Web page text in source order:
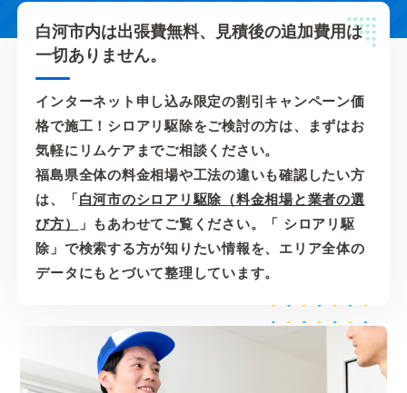
白河市内は出張費無料、見積後の追加費用は
一切ありません。
インターネット申し込み限定の割引キャンペーン価
格で施工！シロアリ駆除をご検討の方は、まずはお
気軽にリムケアまでご相談ください。
福島県全体の料金相場や工法の違いも確認したい方
は、「白河市のシロアリ駆除（料金相場と業者の選
び方）
」もあわせてご覧ください。「 シロアリ駆
除」で検索する方が知りたい情報を、エリア全体の
データにもとづいて整理しています。